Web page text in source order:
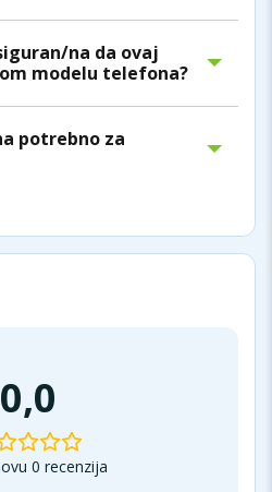
na da ovaj
modelu telefona?
potrebno za
0,0
0 recenzija